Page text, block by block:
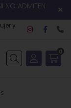
NO ADMITEN
y
Buscar
0